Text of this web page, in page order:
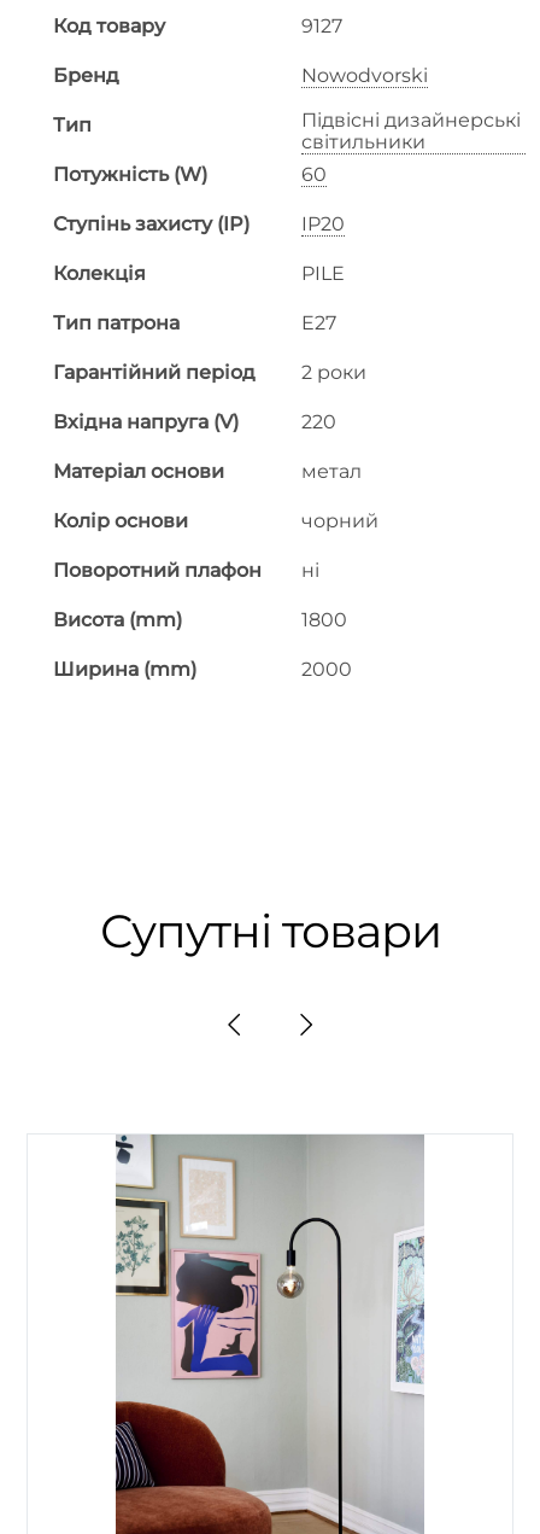
Код товару 9127
Бренд Nowodvorski
Тип
Підвісні дизайнерські
світильники
Потужність (W)
60
Ступінь захисту (IP) IP20
Колекція PILE
Тип патрона E27
Гарантійний період 2 роки
Вхідна напруга (V) 220
Матеріал основи метал
Колір основи чорний
Поворотний плафон ні
Висота (mm) 1800
Ширина (mm) 2000
Супутні товари